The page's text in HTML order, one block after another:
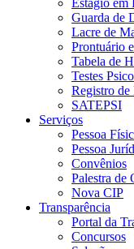
Estágio em
Guarda de
Lacre de
Prontuário
Tabela de
Testes
Registro de
SATEPSI
Serviços
Pessoa
Pessoa
Convênios
Palestra de
Nova CIP
Transparência
Portal da
Concursos